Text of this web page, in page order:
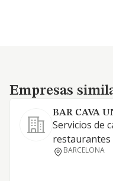
Empresas similares
Empresas
BAR CAVA
Servicios de
restaurantes
BARCELONA